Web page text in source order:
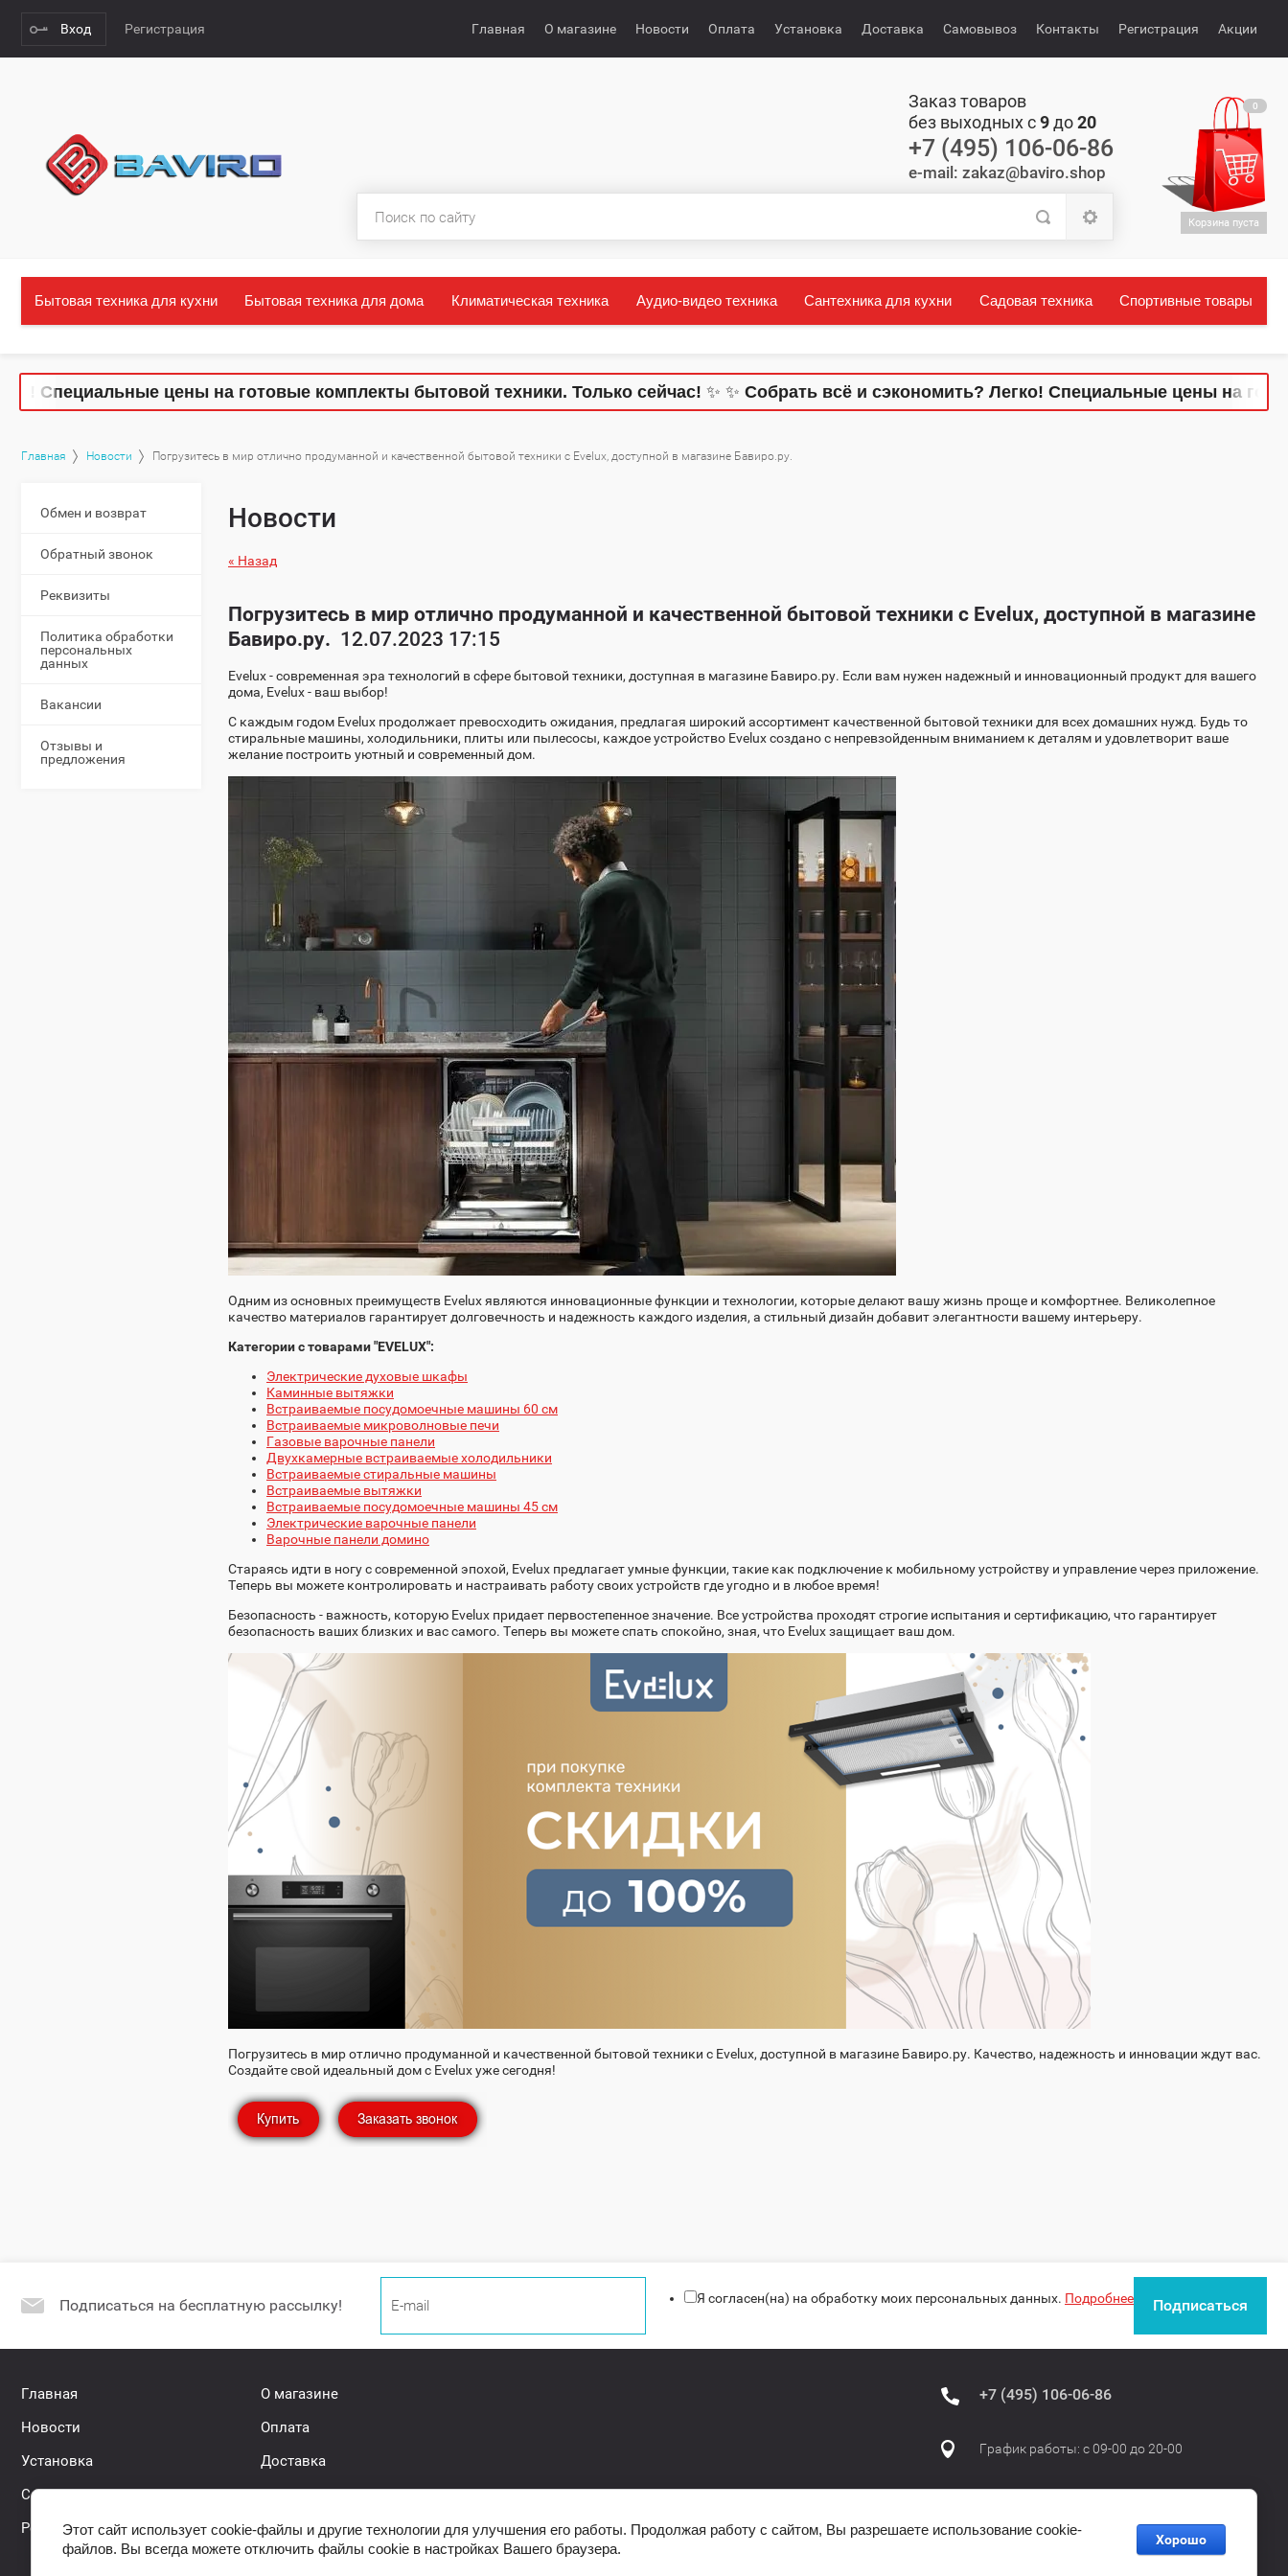
Вход Регистрация Главная О магазине Новости Оплата Установка Доставка Самовывоз Контакты Регистрация Акции
Заказ товаров
без выходных с9до20
+7 (495) 106-06-86
e-mail: zakaz@baviro.shop
0
Корзина пуста
Бытовая техника для кухни Бытовая техника для дома Климатическая техника Аудио-видео техника Сантехника для кухни Садовая техника Спортивные товары
цены на готовые комплекты бытовой техники. Только сейчас!✨ ✨Собрать всё и сэкономить? Легко! Специальные цены на готовые
Главная Новости Погрузитесь в мир отлично продуманной и качественной бытовой техники с Evelux, доступной в магазине Бавиро.ру.
Обмен и возврат
Обратный звонок
Реквизиты
Политика обработки
персональных
данных
Вакансии
Отзывы и
предложения
Новости
« Назад
Погрузитесь в мир отлично продуманной и качественной бытовой техники с Evelux, доступной в магазине
Бавиро.ру. 12.07.2023 17:15
Evelux - современная эра технологий в сфере бытовой техники, доступная в магазине Бавиро.ру. Если вам нужен надежный и инновационный продукт для вашего
дома, Evelux - ваш выбор!
С каждым годом Evelux продолжает превосходить ожидания, предлагая широкий ассортимент качественной бытовой техники для всех домашних нужд. Будь то
стиральные машины, холодильники, плиты или пылесосы, каждое устройство Evelux создано с непревзойденным вниманием к деталям и удовлетворит ваше
желание построить уютный и современный дом.
Одним из основных преимуществ Evelux являются инновационные функции и технологии, которые делают вашу жизнь проще и комфортнее. Великолепное
качество материалов гарантирует долговечность и надежность каждого изделия, а стильный дизайн добавит элегантности вашему интерьеру.
Категории с товарами "EVELUX":
Электрические духовые шкафы
Каминные вытяжки
Встраиваемые посудомоечные машины 60 см
Встраиваемые микроволновые печи
Газовые варочные панели
Двухкамерные встраиваемые холодильники
Встраиваемые стиральные машины
Встраиваемые вытяжки
Встраиваемые посудомоечные машины 45 см
Электрические варочные панели
Варочные панели домино
Стараясь идти в ногу с современной эпохой, Evelux предлагает умные функции, такие как подключение к мобильному устройству и управление через приложение.
Теперь вы можете контролировать и настраивать работу своих устройств где угодно и в любое время!
Безопасность - важность, которую Evelux придает первостепенное значение. Все устройства проходят строгие испытания и сертификацию, что гарантирует
безопасность ваших близких и вас самого. Теперь вы можете спать спокойно, зная, что Evelux защищает ваш дом.
Погрузитесь в мир отлично продуманной и качественной бытовой техники с Evelux, доступной в магазине Бавиро.ру. Качество, надежность и инновации ждут вас.
Создайте свой идеальный дом с Evelux уже сегодня!
Подписаться на бесплатную рассылку! Я согласен(на) на обработку моих персональных данных. Подробнее Подписаться
Главная
О магазине
Новости
Оплата
Установка
Доставка
Самовывоз
Контакты
Регистрация
Акции
+7 (495) 106-06-86
График работы: с 09-00 до 20-00
Этот сайт использует cookie-файлы и другие технологии для улучшения его работы. Продолжая работу с сайтом, Вы разрешаете использование cookie-
файлов. Вы всегда можете отключить файлы cookie в настройках Вашего браузера.
Хорошо